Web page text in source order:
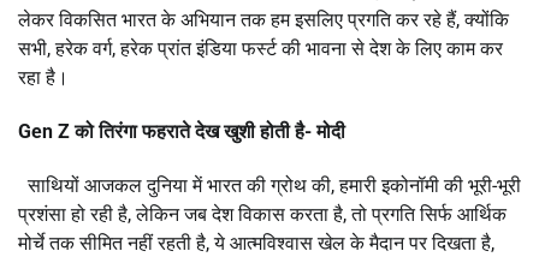
लेकर विकसित भारत के अभियान तक हम इसलिए प्रगति कर रहे हैं, क्योंकि
सभी, हरेक वर्ग, हरेक प्रांत इंडिया फर्स्ट की भावना से देश के लिए काम कर
रहा है।
Gen Z को तिरंगा फहराते देख खुशी होती है- मोदी
साथियों आजकल दुनिया में भारत की ग्रोथ की, हमारी इकोनॉमी की भूरी-भूरी
प्रशंसा हो रही है, लेकिन जब देश विकास करता है, तो प्रगति सिर्फ आर्थिक
मोर्चे तक सीमित नहीं रहती है, ये आत्मविश्वास खेल के मैदान पर दिखता है,